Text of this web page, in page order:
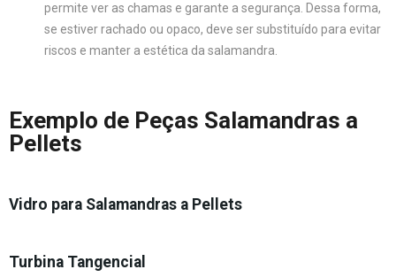
permite ver as chamas e garante a segurança. Dessa forma,
se estiver rachado ou opaco, deve ser substituído para evitar
riscos e manter a estética da salamandra.
Exemplo de Peças Salamandras a
Pellets
Vidro para Salamandras a Pellets
Turbina Tangencial